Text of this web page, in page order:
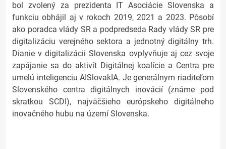
bol zvolený za prezidenta IT Asociácie Slovenska a
funkciu obhájil aj v rokoch 2019, 2021 a 2023. Pôsobí
ako poradca vlády SR a podpredseda Rady vlády SR pre
digitalizáciu verejného sektora a jednotný digitálny trh.
Dianie v digitalizácii Slovenska ovplyvňuje aj cez svoje
zapájanie sa do aktivít Digitálnej koalície a Centra pre
umelú inteligenciu AISlovakIA. Je generálnym riaditeľom
Slovenského centra digitálnych inovácií (známe pod
skratkou SCDI), najväčšieho európskeho digitálneho
inovačného hubu na území Slovenska.